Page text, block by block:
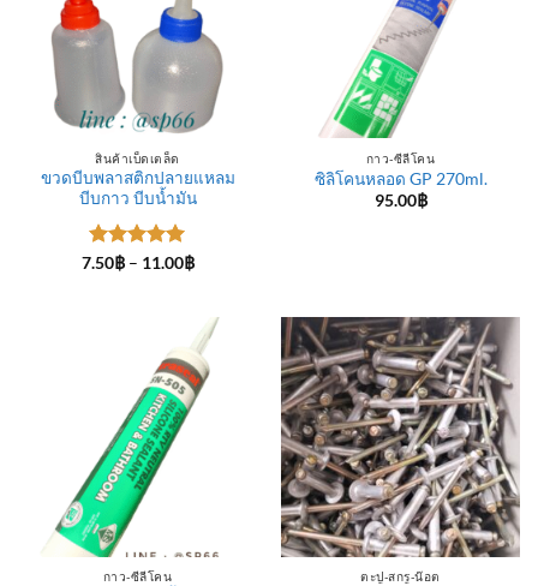
สินค้าเบ็ดเตล็ด
ขวดบีบพลาสติกปลายแหลม
บีบกาว บีบน้ำมัน
ให้คะแนน
7.50฿ – 11.00฿Price
11.00฿
กาว-ซีลีโคน
ซิลิโคนหลอด GP 270ml.
95.00฿
กาว-ซีลีโคน ตะปู-สกรู-น๊อต